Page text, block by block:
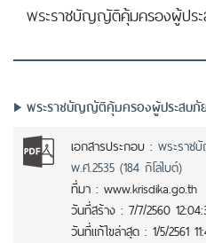
พระราชบัญญัติคุ้มครองผู้ปร
พระราชบัญญัติคุ้มครองผู้ประสบภั
เอกสารประกอบ : พระราช
พ.ศ.2535 (184 กิโลไบต์)
ที่มา : www.krisdika.go.th
วันที่สร้าง : 7/7/2560
วันที่แก้ไขล่าสุด : 1/5/2561